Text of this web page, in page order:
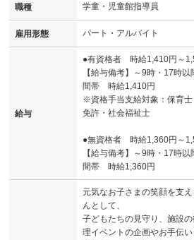
職種 学童・児童館指導員
雇用形態 パート・アルバイト
給与
●有資格者 時給1,410円～
【給与備考】～9時・17時
間帯 時給1,410円
※資格手当支給対象：保育
免許・社会福祉士
●無資格者 時給1,360円～
【給与備考】～9時・17時
間帯 時給1,360円
元気なお子さまの笑顔を支
んとして、
子どもたちの見守り、施設
理イベントの企画やお手伝い